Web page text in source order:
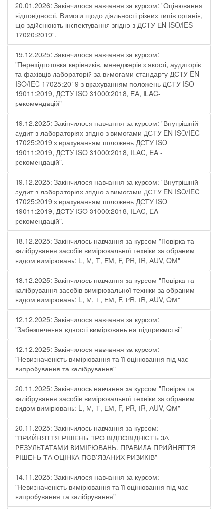
20.01.2026: Закінчилося навчання за курсом: "Оцінювання
відповідності. Вимоги щодо діяльності різних типів органів,
що здійснюють інспектування згідно з ДСТУ ЕN ISO/IES
17020:2019".
19.12.2025: Закінчилося навчання за курсом:
"Перепідготовка керівників, менеджерів з якості, аудиторів
та фахівців лабораторій за вимогами стандарту ДСТУ EN
ISO/IEC 17025:2019 з врахуванням положень ДСТУ ISO
19011:2019, ДСТУ ISO 31000:2018, ЕА, ILAC-
рекомендацій"
19.12.2025: Закінчилося навчання за курсом: "Внутрішній
аудит в лабораторіях згідно з вимогами ДСТУ EN ISO/IEC
17025:2019 з врахуванням положень ДСТУ ISO
19011:2019, ДСТУ ISO 31000:2018, ILAC, EA -
рекомендацій".
19.12.2025: Закінчилося навчання за курсом: "Внутрішній
аудит в лабораторіях згідно з вимогами ДСТУ EN ISO/IEC
17025:2019 з врахуванням положень ДСТУ ISO
19011:2019, ДСТУ ISO 31000:2018, ILAC, EA -
рекомендацій".
18.12.2025: Закінчилось навчання за курсом "Повірка та
калібрування засобів вимірювальної техніки за обраним
видом вимірювань: L, М, Т, ЕМ, F, РR, ІR, АUV, QМ"
18.12.2025: Закінчилось навчання за курсом "Повірка та
калібрування засобів вимірювальної техніки за обраним
видом вимірювань: L, М, Т, ЕМ, F, РR, ІR, АUV, QМ"
12.12.2025: Закінчилося навчання за курсом:
"Забезпечення єдності вимірювань на підприємстві"
12.12.2025: Закінчилося навчання за курсом:
"Невизначеність вимірювання та її оцінювання під час
випробування та калібрування"
20.11.2025: Закінчилось навчання за курсом "Повірка та
калібрування засобів вимірювальної техніки за обраним
видом вимірювань: L, М, Т, ЕМ, F, РR, ІR, АUV, QМ"
20.11.2025: Закінчилось навчання за курсом:
"ПРИЙНЯТТЯ РІШЕНЬ ПРО ВІДПОВІДНІСТЬ ЗА
РЕЗУЛЬТАТАМИ ВИМІРЮВАНЬ. ПРАВИЛА ПРИЙНЯТТЯ
РІШЕНЬ ТА ОЦІНКА ПОВ’ЯЗАНИХ РИЗИКІВ"
14.11.2025: Закінчилося навчання за курсом:
"Невизначеність вимірювання та її оцінювання під час
випробування та калібрування"